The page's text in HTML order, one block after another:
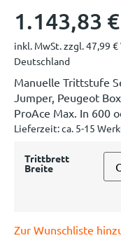
1.143,83 €
inkl. MwSt.zzgl.47,99 €
Deutschland
Manuelle Trittstufe
Jumper, Peugeot
ProAce Max. In 600
Lieferzeit:ca. 5-15
Trittbrett
Breite
Zur Wunschliste